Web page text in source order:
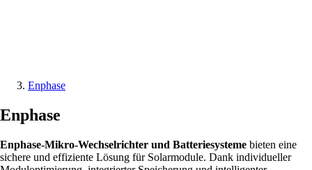
Enphase
Enphase
Enphase-Mikro-Wechselrichter und Batteriesysteme bieten eine
sichere und effiziente Lösung für Solarmodule. Dank individueller